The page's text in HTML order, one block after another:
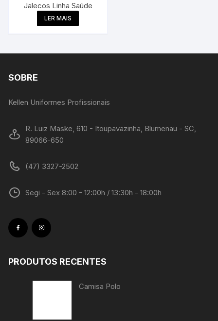
Jalecos Linha Saúde
LER MAIS
SOBRE
Kellen Uniformes Profissionais
R. Luiz Maske, 610 - Itoupavazinha, Blumenau - SC,
89066-650
(47) 3327-2502
Segi - Sex 8:00 - 12:00h / 13:30h - 18:00h
PRODUTOS RECENTES
Camisa Polo